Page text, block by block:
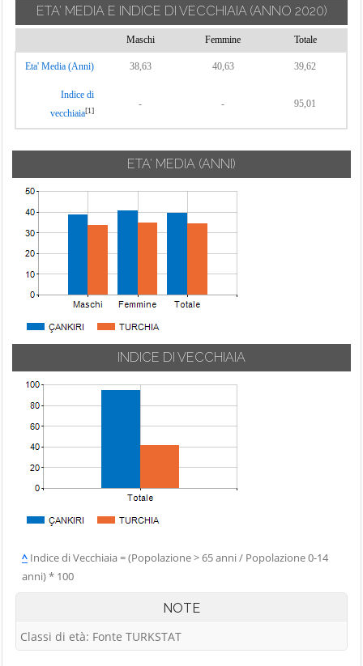
ETA' MEDIA E INDICE DI VECCHIAIA (ANNO 2020)
Maschi Femmine Totale
Eta' Media (Anni) 38,63 40,63 39,62
Indice di
vecchiaia[1]
- - 95,01
ETA' MEDIA (ANNI)
INDICE DI VECCHIAIA
^ Indice di Vecchiaia = (Popolazione > 65 anni / Popolazione 0-14
anni) * 100
NOTE
Classi di età: Fonte TURKSTAT